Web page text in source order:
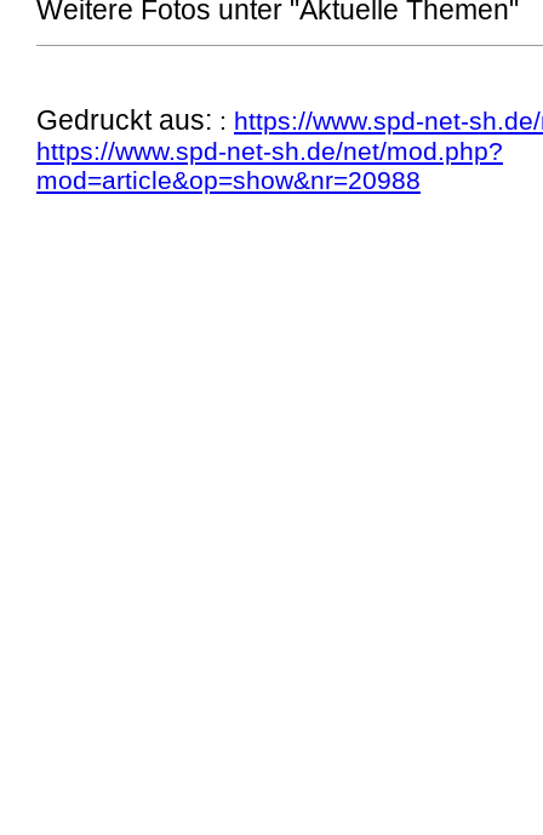
Weitere Fotos unter "Aktuelle Themen"
Gedruckt aus: : https://www.spd-net-
https://www.spd-net-sh.de/net/mod.php?
mod=article&op=show&nr=20988